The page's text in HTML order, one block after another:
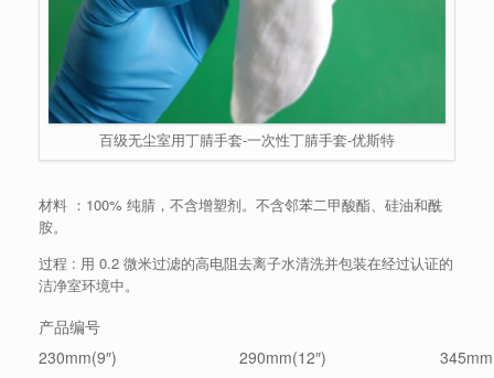
百级无尘室用丁腈手套-一次性丁腈手套-优斯特
材料 ：100% 纯腈，不含增塑剂。不含邻苯二甲酸酯、硅油和酰
胺。
过程 : 用 0.2 微米过滤的高电阻去离子水清洗并包装在经过认证的
洁净室环境中。
产品编号
230mm(9″)
290mm(12″)